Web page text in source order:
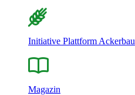
Initiative Plattform Ackerbau
Magazin